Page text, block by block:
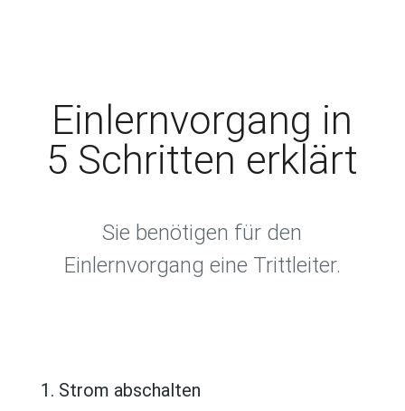
Einlernvorgang in
5 Schritten erklärt
Sie benötigen für den
Einlernvorgang eine Trittleiter.
1. Strom abschalten